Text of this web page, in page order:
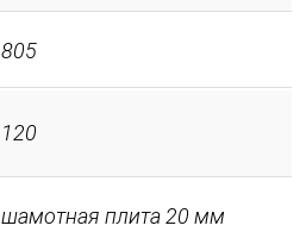
805
120
шамотная плита 20 мм